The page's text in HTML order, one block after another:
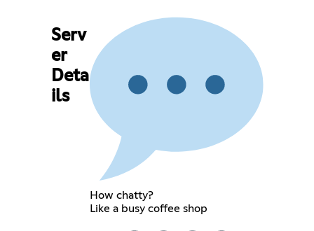
Serv
er
Deta
ils
How chatty?
Like a busy coffee shop